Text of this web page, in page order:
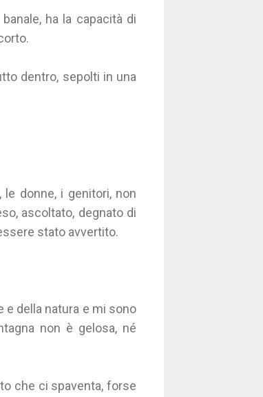
ha la capacità di
dentro, sepolti in una
donne, i genitori, non
ascoltato, degnato di
stato avvertito.
e della natura e mi sono
non è gelosa, né
che ci spaventa, forse